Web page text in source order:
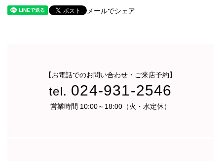
メールでシェア
【お電話でのお問い合わせ・ご来店予約】
tel. 024-931-2546
営業時間 10:00～18:00（火・水定休）